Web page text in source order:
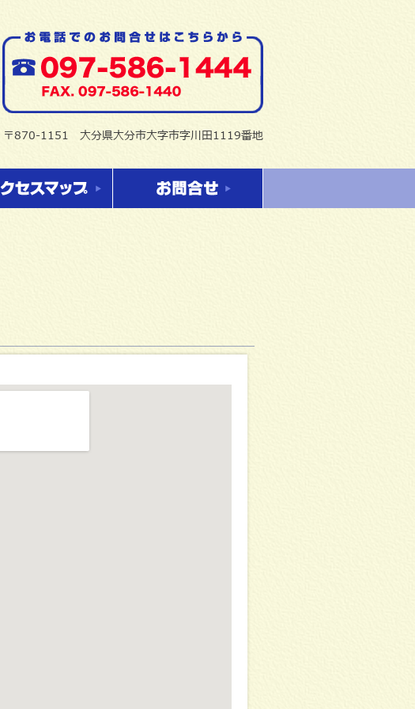
〒870-1151 大分県大分市大字市字川田1119番地